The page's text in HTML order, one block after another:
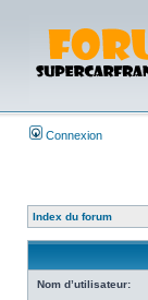
Connexion
Index du forum
Nom d’utilisateur: